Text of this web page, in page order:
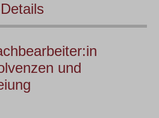
und